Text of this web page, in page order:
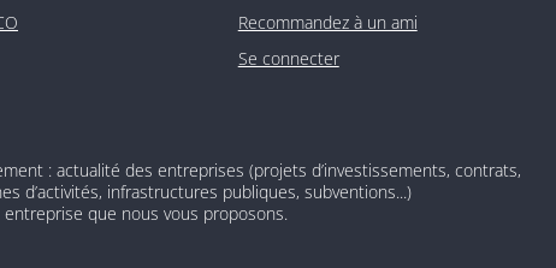
Recommandez à un ami
Se connecter
: actualité des entreprises (projets d’investissements, contrats,
d’activités, infrastructures publiques, subventions...)
que nous vous proposons.